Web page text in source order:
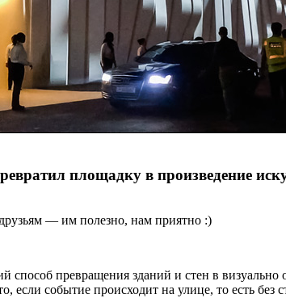
площадку в произведение
— им полезно, нам приятно :)
способ превращения зданий и стен в
если событие происходит на улице, то есть без